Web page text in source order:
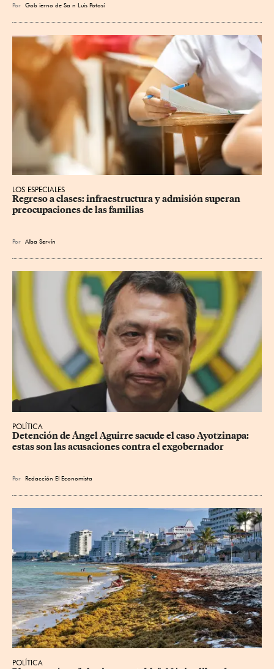
Por Gob ierno de Sa n Luis Potosí
LOS ESPECIALES
Regreso a clases: infraestructura y admisión superan
preocupaciones de las familias
Por Alba Servín
POLÍTICA
Detención de Ángel Aguirre sacude el caso Ayotzinapa:
estas son las acusaciones contra el exgobernador
Por Redacción El Economista
POLÍTICA